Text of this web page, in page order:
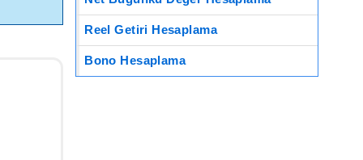
Reel Getiri Hesaplama
Bono Hesaplama